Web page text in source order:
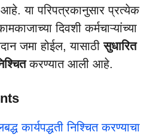
या परिपत्रकानुसार प्रत्येक
दिवशी कर्मचाऱ्यांच्या
जमा होईल, यासाठीसुधारित
करण्यात आली आहे.
कार्यपद्धती निश्चित करण्याचा